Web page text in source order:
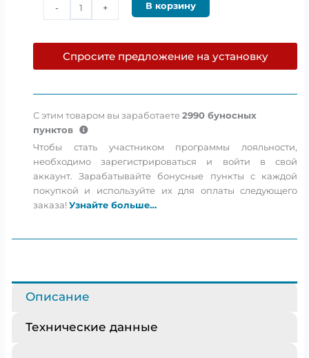
-
товара
Full-
+ В корзину
Спросите предложение на установку
С этим товаром вы заработаете 2990буносных
пунктов
Чтобы стать участником программы лояльности,
необходимо зарегистрироваться и войти в свой
аккаунт. Зарабатывайте бонусные пункты с каждой
покупкой и используйте их для оплаты следующего
заказа!Узнайте больше…
Описание
Технические данные